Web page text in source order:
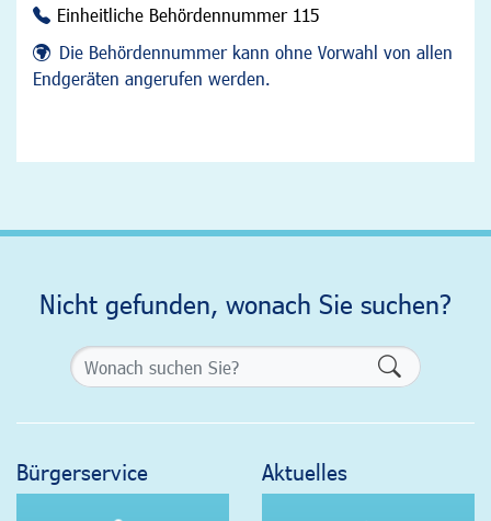
Einheitliche Behördennummer 115
Die Behördennummer kann ohne Vorwahl von allen
Endgeräten angerufen werden.
Nicht gefunden, wonach Sie suchen?
Bürgerservice Aktuelles